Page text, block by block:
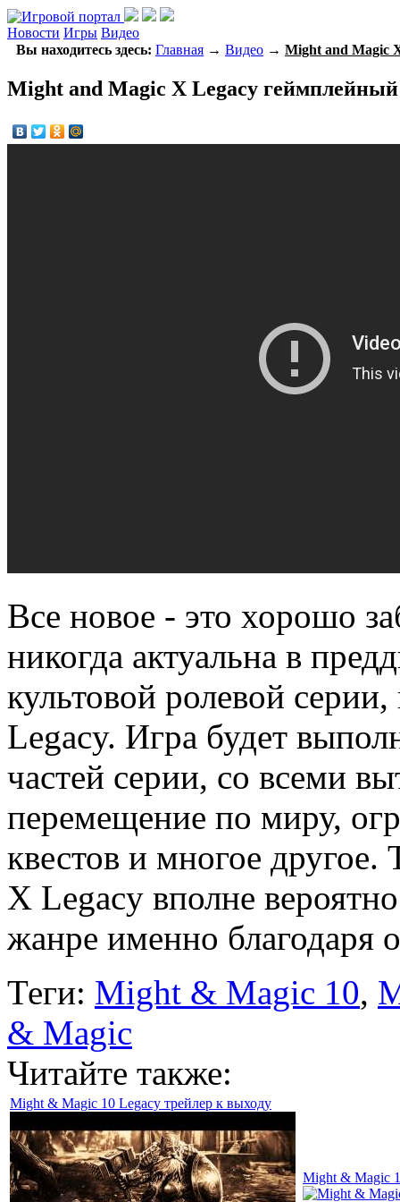
Новости Игры Видео
Вы находитесь здесь: Главная → Видео → Might and Magic
Might and Magic X Legacy геймплейный
Все новое - это хорошо
никогда актуальна в
культовой ролевой
Legacy. Игра будет
частей серии, со всеми
перемещение по миру,
квестов и многое
X Legacy вполне
жанре именно благодаря
Теги: Might & Magic 10,
& Magic
Читайте также:
Might & Magic 10 Legacy трейлер к выходу
Might & Magic